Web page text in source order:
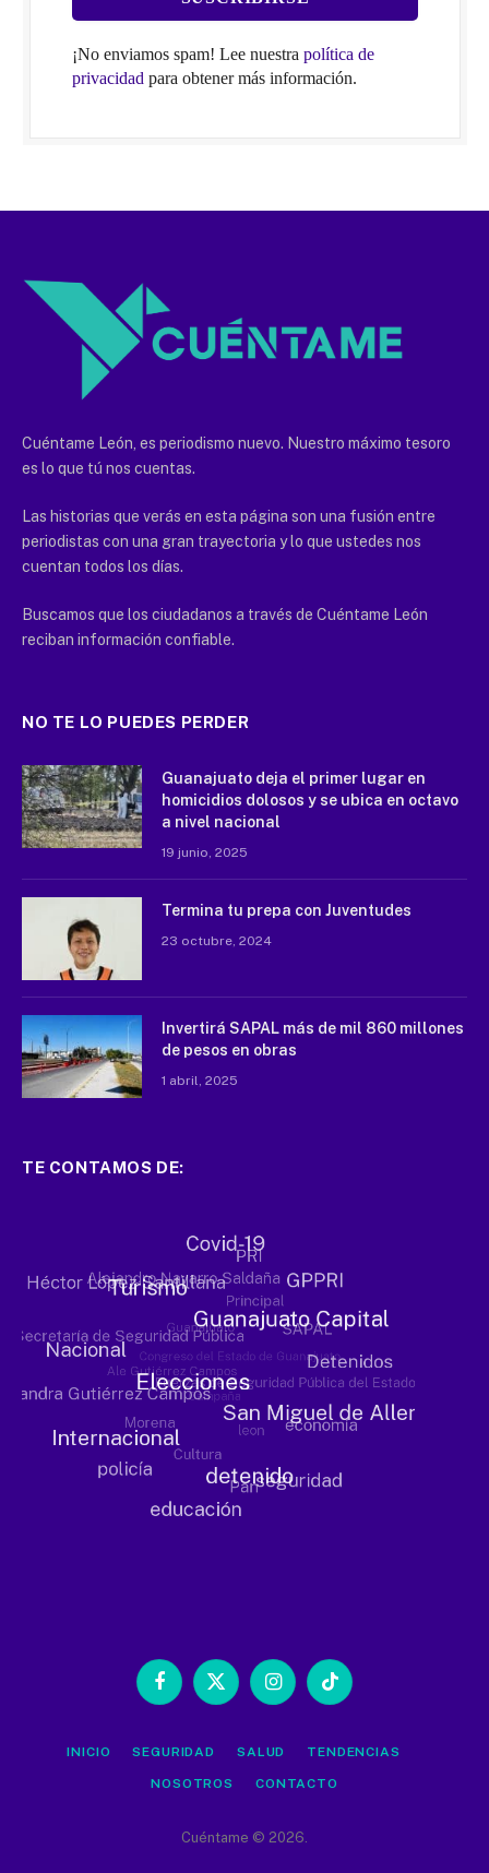
¡No enviamos spam! Lee nuestra política de
privacidad para obtener más información.
Cuéntame León, es periodismo nuevo. Nuestro máximo tesoro
es lo que tú nos cuentas.
Las historias que verás en esta página son una fusión entre
periodistas con una gran trayectoria y lo que ustedes nos
cuentan todos los días.
Buscamos que los ciudadanos a través de Cuéntame León
reciban información confiable.
NO TE LO PUEDES PERDER
Guanajuato deja el primer lugar en
homicidios dolosos y se ubica en octavo
a nivel nacional
19 junio, 2025
Termina tu prepa con Juventudes
23 octubre, 2024
Invertirá SAPAL más de mil 860 millones
de pesos en obras
1 abril, 2025
TE CONTAMOS DE:
Facebook
X
InstagramTikTok
INICIO SEGURIDAD SALUD TENDENCIAS
NOSOTROS CONTACTO
Cuéntame © 2026.